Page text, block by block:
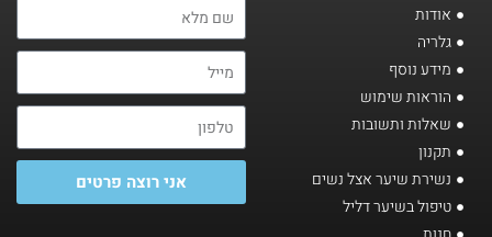
אודות
גלריה
מידע נוסף
הוראות שימוש
שאלות ותשובות
תקנון
נשירת שיער אצל נשים
טיפול בשיער דליל
אני רוצה פרטים